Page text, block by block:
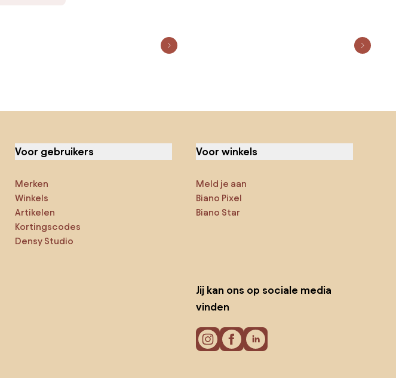
Voor gebruikers
Merken
Winkels
Artikelen
Kortingscodes
Densy Studio
Voor winkels
Meld je aan
Biano Pixel
Biano Star
Jij kan ons op sociale media
vinden